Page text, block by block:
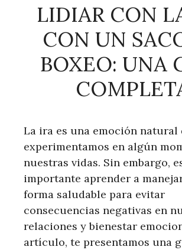
LIDIAR CON
CON UN
BOXEO: UNA
La ira es una emoción natural
experimentamos en algún
nuestras vidas. Sin embargo,
importante aprender a
forma saludable para evitar
consecuencias negativas en
relaciones y bienestar
artículo, te presentamos una